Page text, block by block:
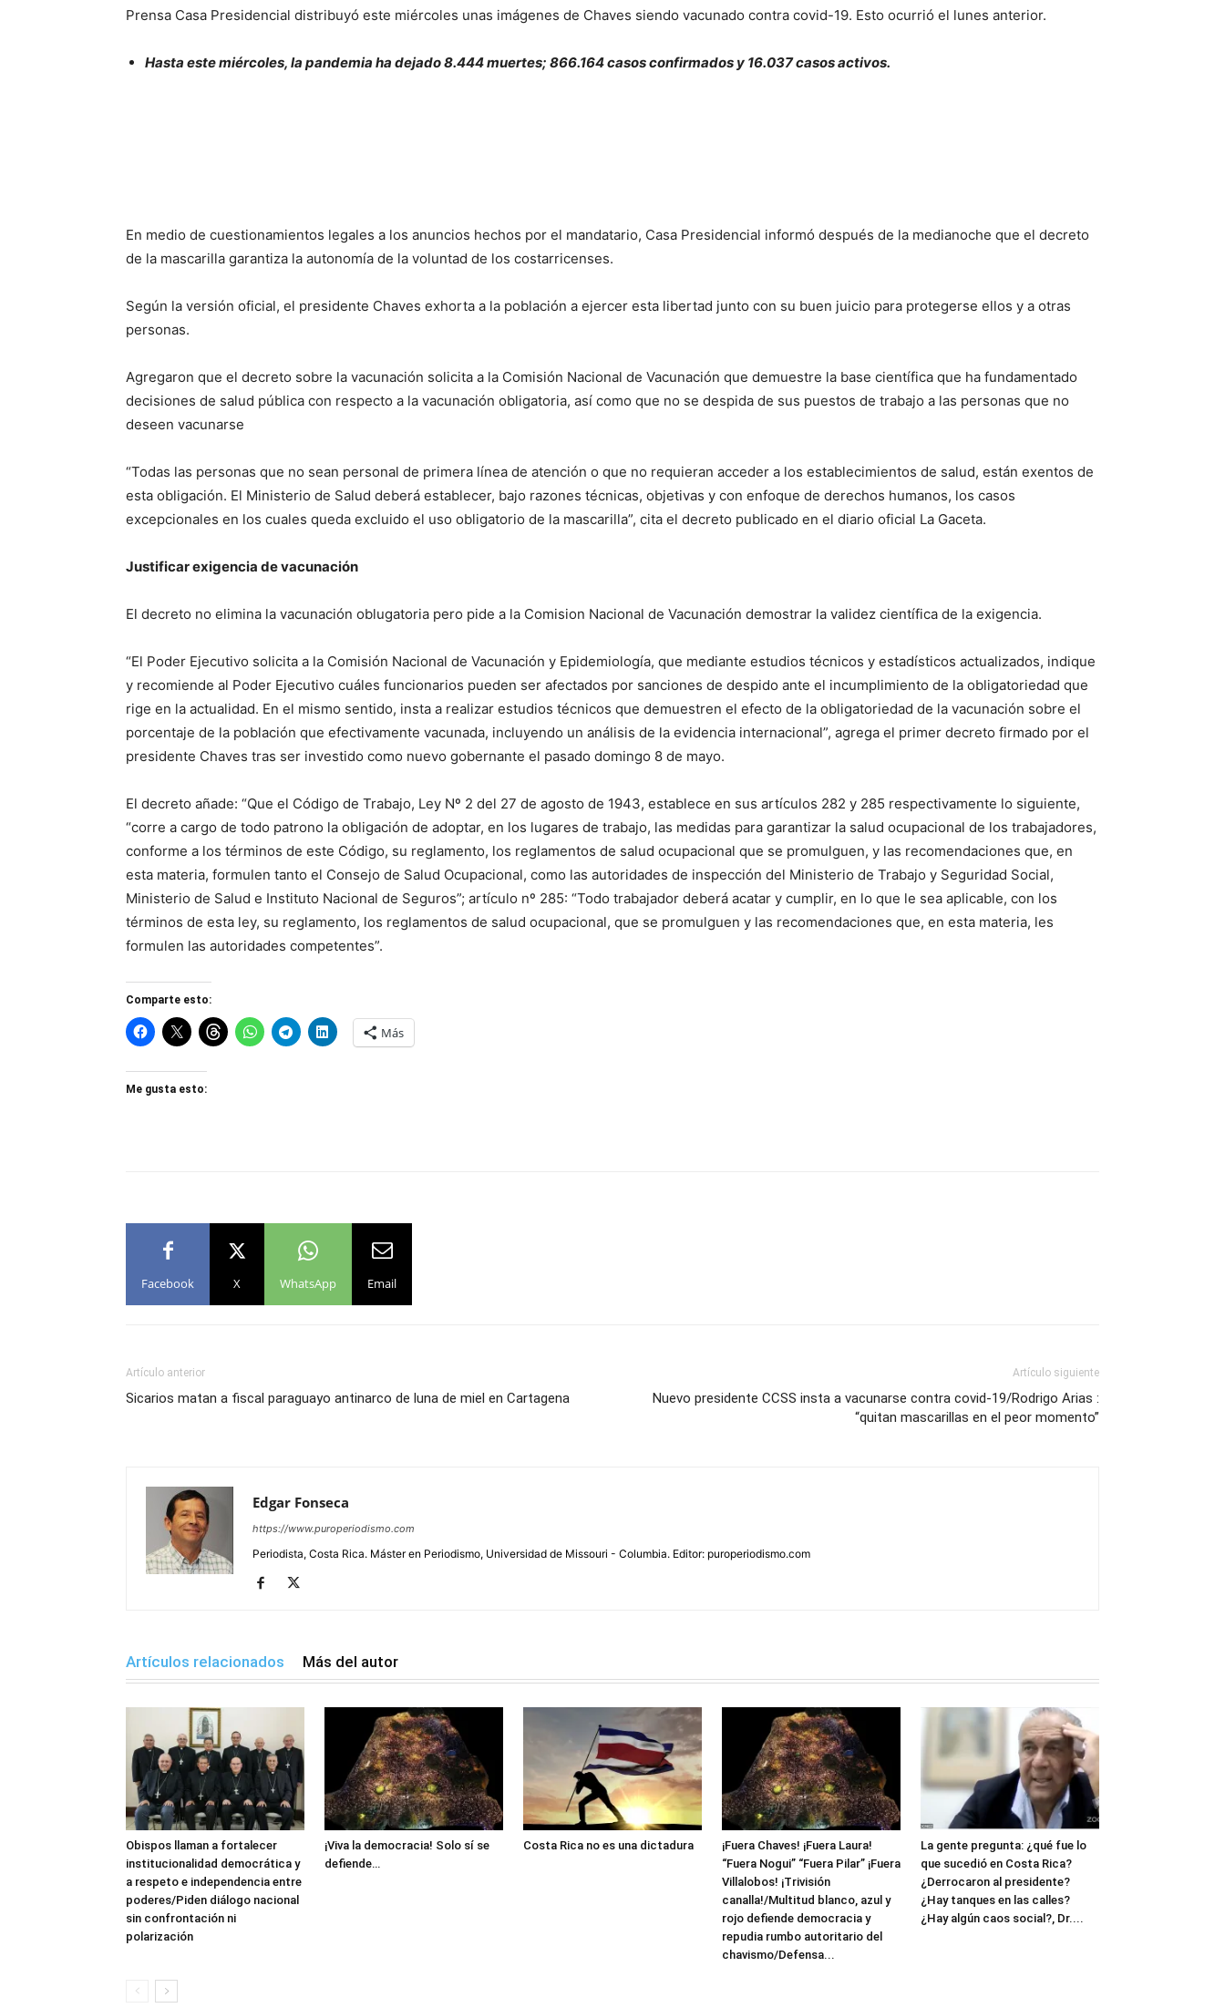
Prensa Casa Presidencial distribuyó este miércoles unas imágenes de Chaves siendo vacunado contra covid-19. Esto ocurrió el lunes anterior.
Hasta este miércoles, la pandemia ha dejado 8.444 muertes; 866.164 casos confirmados y 16.037 casos activos.
En medio de cuestionamientos legales a los anuncios hechos por el mandatario, Casa Presidencial informó después de la medianoche que el decreto
de la mascarilla garantiza la autonomía de la voluntad de los costarricenses.
Según la versión oficial, el presidente Chaves exhorta a la población a ejercer esta libertad junto con su buen juicio para protegerse ellos y a otras
personas.
Agregaron que el decreto sobre la vacunación solicita a la Comisión Nacional de Vacunación que demuestre la base científica que ha fundamentado
decisiones de salud pública con respecto a la vacunación obligatoria, así como que no se despida de sus puestos de trabajo a las personas que no
deseen vacunarse
“Todas las personas que no sean personal de primera línea de atención o que no requieran acceder a los establecimientos de salud, están exentos de
esta obligación. El Ministerio de Salud deberá establecer, bajo razones técnicas, objetivas y con enfoque de derechos humanos, los casos
excepcionales en los cuales queda excluido el uso obligatorio de la mascarilla”, cita el decreto publicado en el diario oficial La Gaceta.
Justificar exigencia de vacunación
El decreto no elimina la vacunación oblugatoria pero pide a la Comision Nacional de Vacunación demostrar la validez científica de la exigencia.
“El Poder Ejecutivo solicita a la Comisión Nacional de Vacunación y Epidemiología, que mediante estudios técnicos y estadísticos actualizados, indique
y recomiende al Poder Ejecutivo cuáles funcionarios pueden ser afectados por sanciones de despido ante el incumplimiento de la obligatoriedad que
rige en la actualidad. En el mismo sentido, insta a realizar estudios técnicos que demuestren el efecto de la obligatoriedad de la vacunación sobre el
porcentaje de la población que efectivamente vacunada, incluyendo un análisis de la evidencia internacional”, agrega el primer decreto firmado por el
presidente Chaves tras ser investido como nuevo gobernante el pasado domingo 8 de mayo.
El decreto añade: “Que el Código de Trabajo, Ley Nº 2 del 27 de agosto de 1943, establece en sus artículos 282 y 285 respectivamente lo siguiente,
“corre a cargo de todo patrono la obligación de adoptar, en los lugares de trabajo, las medidas para garantizar la salud ocupacional de los trabajadores,
conforme a los términos de este Código, su reglamento, los reglamentos de salud ocupacional que se promulguen, y las recomendaciones que, en
esta materia, formulen tanto el Consejo de Salud Ocupacional, como las autoridades de inspección del Ministerio de Trabajo y Seguridad Social,
Ministerio de Salud e Instituto Nacional de Seguros”; artículo nº 285: “Todo trabajador deberá acatar y cumplir, en lo que le sea aplicable, con los
términos de esta ley, su reglamento, los reglamentos de salud ocupacional, que se promulguen y las recomendaciones que, en esta materia, les
formulen las autoridades competentes”.
Comparte esto:
Más
Me gusta esto:
Facebook X WhatsApp Email
Artículo anterior
Sicarios matan a fiscal paraguayo antinarco de luna de miel en Cartagena
Artículo siguiente
Nuevo presidente CCSS insta a vacunarse contra covid-19/Rodrigo Arias :
“quitan mascarillas en el peor momento”
Edgar Fonseca
https://www.puroperiodismo.com
Periodista, Costa Rica. Máster en Periodismo, Universidad de Missouri - Columbia. Editor: puroperiodismo.com
Artículos relacionados Más del autor
Obispos llaman a fortalecer
institucionalidad democrática y
a respeto e independencia entre
poderes/Piden diálogo nacional
sin confrontación ni
polarización
¡Viva la democracia! Solo sí se
defiende…
Costa Rica no es una dictadura
¡Fuera Chaves! ¡Fuera Laura!
“Fuera Nogui” “Fuera Pilar” ¡Fuera
Villalobos! ¡Trivisión
canalla!/Multitud blanco, azul y
rojo defiende democracia y
repudia rumbo autoritario del
chavismo/Defensa...
La gente pregunta: ¿qué fue lo
que sucedió en Costa Rica?
¿Derrocaron al presidente?
¿Hay tanques en las calles?
¿Hay algún caos social?, Dr....